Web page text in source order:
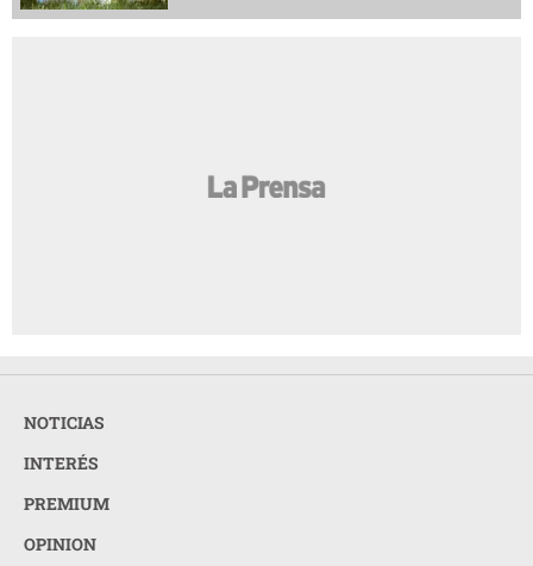
NOTICIAS
INTERÉS
PREMIUM
OPINION